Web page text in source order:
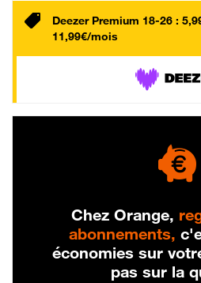
Deezer Premium 18-26 :
11,99€/mois
Chez Orange,
abonnements,
économies sur
pas sur la